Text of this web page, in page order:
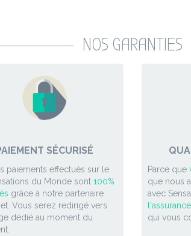
NOS GARANTIES
SÉCURISÉ
paiements effectués sur le
du Monde sont 100%
grâce à notre partenaire
Vous serez redirigé vers
dédié au moment du
Parce que
que nous
avec
qui vous